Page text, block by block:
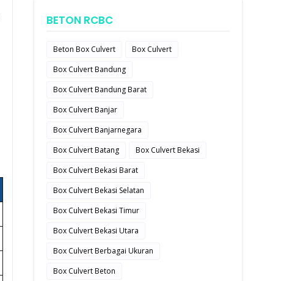
BETON RCBC
Beton Box Culvert
Box Culvert
Box Culvert Bandung
Box Culvert Bandung Barat
Box Culvert Banjar
Box Culvert Banjarnegara
Box Culvert Batang
Box Culvert Bekasi
Box Culvert Bekasi Barat
Box Culvert Bekasi Selatan
Box Culvert Bekasi Timur
Box Culvert Bekasi Utara
Box Culvert Berbagai Ukuran
Box Culvert Beton